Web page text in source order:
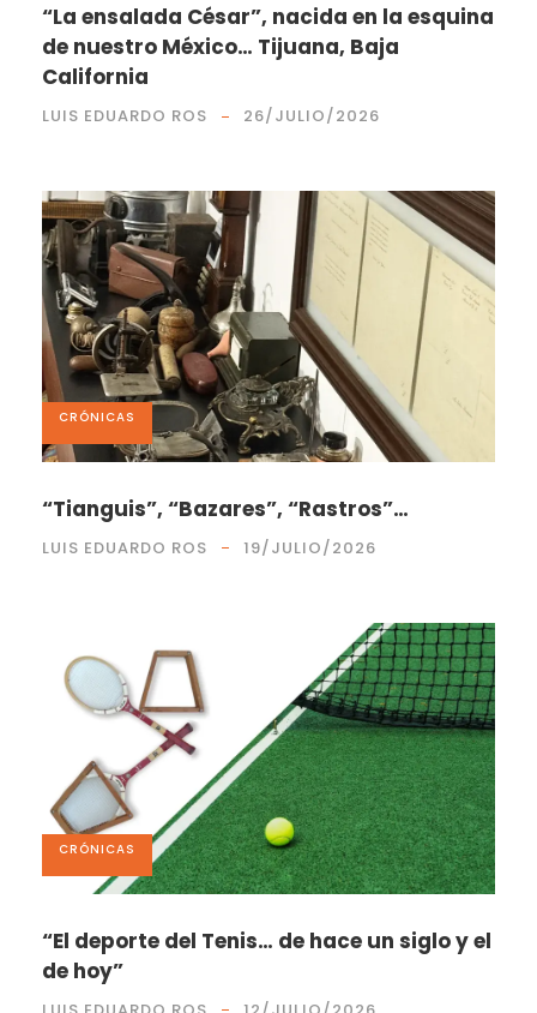
“La ensalada César”, nacida en la esquina
de nuestro México… Tijuana, Baja
California
LUIS EDUARDO ROS 26/JULIO/2026
CRÓNICAS
“Tianguis”, “Bazares”, “Rastros”…
LUIS EDUARDO ROS 19/JULIO/2026
CRÓNICAS
“El deporte del Tenis… de hace un siglo y el
de hoy”